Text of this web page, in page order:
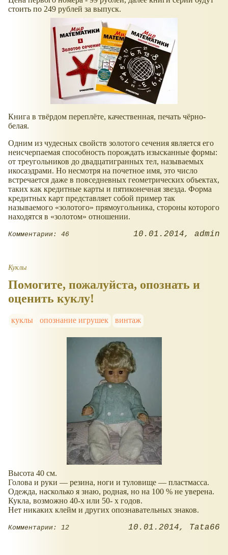
стоить по 249 рублей за выпуск.
Книга в твёрдом переплёте, качественная, печать чёрно-
белая.
Одним из чудесных свойств золотого сечения является его
неисчерпаемая способность порождать изысканные формы:
от треугольников до двадцатигранных тел, называемых
икосаэдрами. Но несмотря на почетное имя, это число
встречается даже в повседневных геометрических объектах,
таких как кредитные карты и пятиконечная звезда. Форма
кредитных карт представляет собой пример так
называемого
золотого
прямоугольника, стороны которого
находятся в
золотом отношении.
Комментарии: 46 10.01.2014 admin
Куклы
Помогите, пожалуйста, опознать и
оценить куклу!
куклы опознание игрушек винтаж
Высота 40 см.
Голова и руки — резина, ноги и туловище — пластмасса.
Одежда, насколько я знаю, родная, но на 100 % не уверена.
Кукла, возможно 40-х или 50- х годов.
Нет никаких клейм и других опознавательных знаков.
Комментарии: 12 10.01.2014 Tata66